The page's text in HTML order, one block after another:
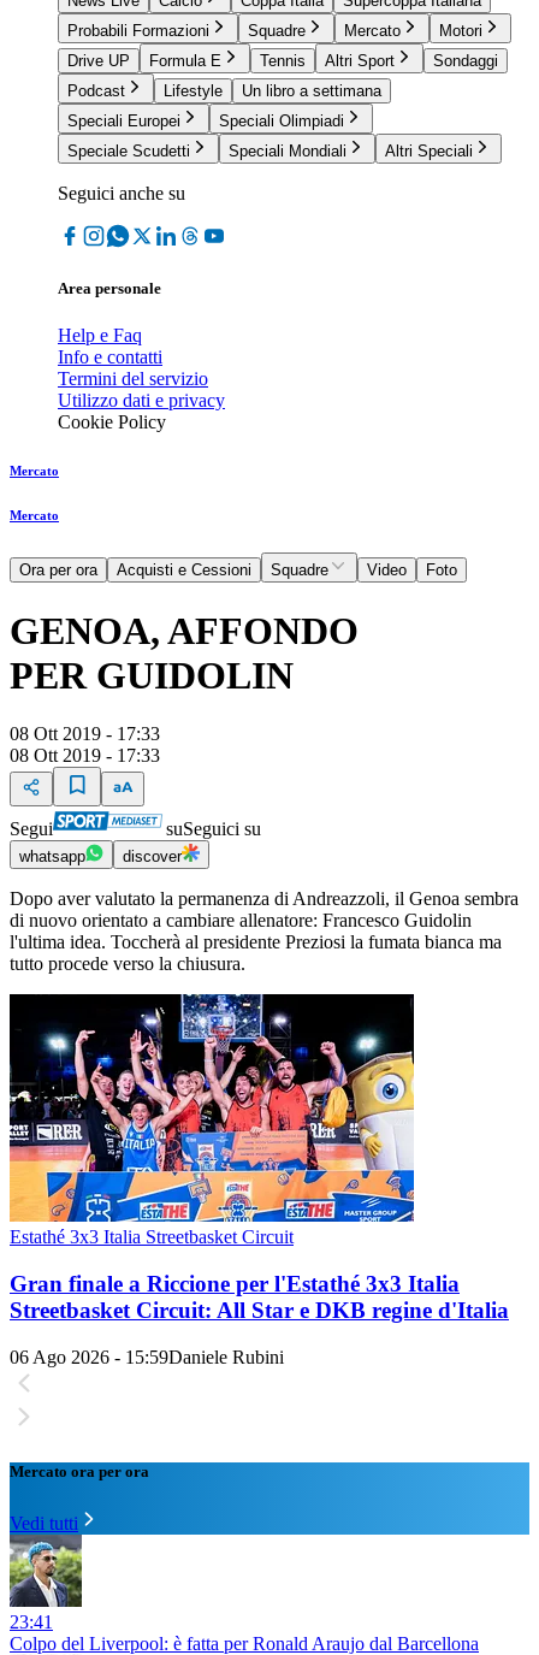
Probabili Formazioni
Squadre Mercato
Motori
Drive UP
Formula E Tennis Altri Sport
Sondaggi
Podcast
Lifestyle
Un libro a settimana
Speciali Europei
Speciali Olimpiadi
Speciale Scudetti
Speciali Mondiali Altri Speciali
Seguici anche su
Area personale
Help e Faq
Info e contatti
Termini del servizio
Utilizzo dati e privacy
Cookie Policy
Mercato
Mercato
Ora per ora Acquisti e Cessioni Squadre Video Foto
GENOA, AFFONDO
PER GUIDOLIN
08 Ott 2019 - 17:33
08 Ott 2019 - 17:33
Segui suSeguici su
whatsapp discover
Dopo aver valutato la permanenza di Andreazzoli, il Genoa sembra
di nuovo orientato a cambiare allenatore: Francesco Guidolin
l'ultima idea. Toccherà al presidente Preziosi la fumata bianca ma
tutto procede verso la chiusura.
Estathé 3x3 Italia Streetbasket Circuit
Gran finale a Riccione per l'Estathé 3x3 Italia
Streetbasket Circuit: All Star e DKB regine d'Italia
06 Ago 2026 - 15:59Daniele Rubini
Mercato ora per ora
Vedi tutti
23:41
Colpo del Liverpool: è fatta per Ronald Araujo dal Barcellona